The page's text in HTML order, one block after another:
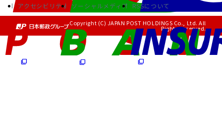
アクセシビリティ
ソーシャルメディア RSSについて
Copyright (C) JAPAN POST HOLDINGS Co., Ltd. All
Rights Reserved.